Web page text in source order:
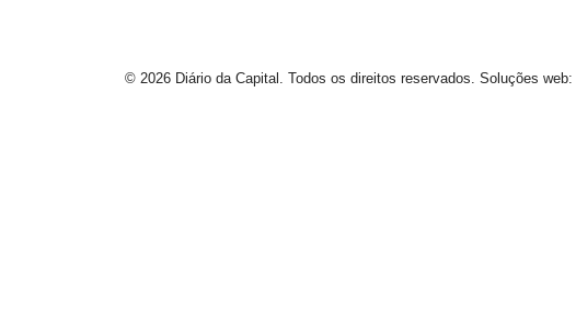
© 2026 Diário da Capital. Todos os direitos reservados. Soluções web: